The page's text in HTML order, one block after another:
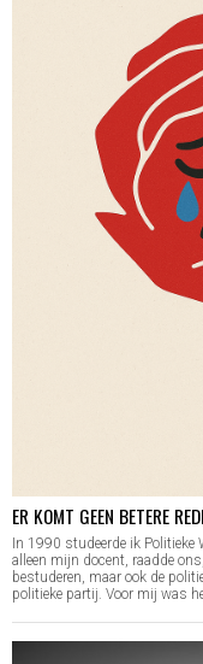
ER KOMT GEEN BETERE
In 1990 studeerde ik Politieke
alleen mijn docent, raadde
bestuderen, maar ook de
politieke partij. Voor mij was